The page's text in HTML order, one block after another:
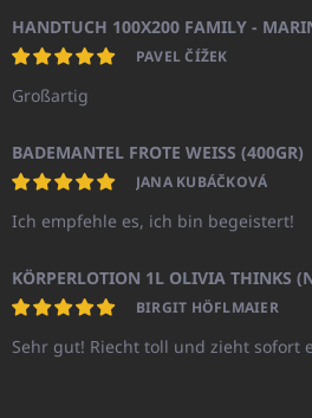
HANDTUCH 100X200 FAMILY -
PAVEL ČÍŽEK
Großartig
BADEMANTEL FROTE WEISS (400GR)
JANA KUBÁČKOVÁ
Ich empfehle es, ich bin begeistert!
BIRGIT HÖFLMAIER
Sehr gut! Riecht toll und zieht sofort